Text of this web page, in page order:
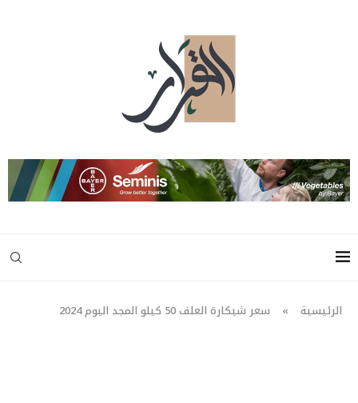
الرئيسية » سعر شيكارة العلف 50 كيلو المجد اليوم 2024